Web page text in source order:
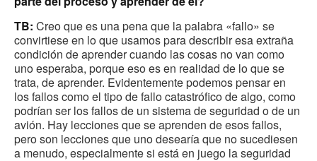
TB: Creo que es una pena que la palabra «fallo» se
convirtiese en lo que usamos para describir esa extraña
condición de aprender cuando las cosas no van como
uno esperaba, porque eso es en realidad de lo que se
trata, de aprender. Evidentemente podemos pensar en
los fallos como el tipo de fallo catastrófico de algo, como
podrían ser los fallos de un sistema de seguridad o de un
avión. Hay lecciones que se aprenden de esos fallos,
pero son lecciones que uno desearía que no sucediesen
a menudo, especialmente si está en juego la seguridad